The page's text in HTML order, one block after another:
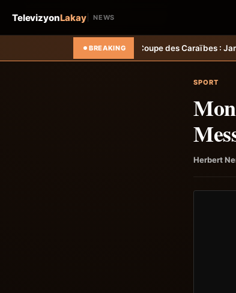
TelevizyonLakay NEWS
BREAKING
Coupe des Caraïbes : Jamesley Daniel mène Salcedo
SPORT
Herbert